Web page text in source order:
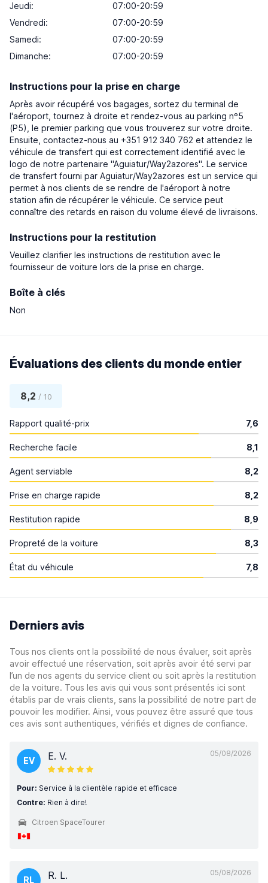
Jeudi:
07:00-20:59
Vendredi:
07:00-20:59
Samedi:
07:00-20:59
Dimanche: 07:00-20:59
Instructions pour la prise en charge
Après avoir récupéré vos bagages, sortez du terminal de
l'aéroport, tournez à droite et rendez-vous au parking nº5
(P5), le premier parking que vous trouverez sur votre droite.
Ensuite, contactez-nous au +351 912 340 762 et attendez le
véhicule de transfert qui est correctement identifié avec le
logo de notre partenaire "Aguiatur/Way2azores". Le service
de transfert fourni par Aguiatur/Way2azores est un service qui
permet à nos clients de se rendre de l'aéroport à notre
station afin de récupérer le véhicule. Ce service peut
connaître des retards en raison du volume élevé de livraisons.
Instructions pour la restitution
Veuillez clarifier les instructions de restitution avec le
fournisseur de voiture lors de la prise en charge.
Boîte à clés
Non
Évaluations des clients du monde entier
8,2 / 10
Rapport qualité-prix 7,6
Recherche facile 8,1
Agent serviable 8,2
Prise en charge rapide 8,2
Restitution rapide 8,9
Propreté de la voiture 8,3
État du véhicule 7,8
Derniers avis
Tous nos clients ont la possibilité de nous évaluer, soit après
avoir effectué une réservation, soit après avoir été servi par
l’un de nos agents du service client ou soit après la restitution
de la voiture. Tous les avis qui vous sont présentés ici sont
établis par de vrais clients, sans la possibilité de notre part de
pouvoir les modifier. Ainsi, vous pouvez être assuré que tous
ces avis sont authentiques, vérifiés et dignes de confiance.
05/08/2026
EV E. V.
Pour: Service à la clientèle rapide et efficace
Contre: Rien à dire!
Citroen SpaceTourer
05/08/2026
RL R. L.